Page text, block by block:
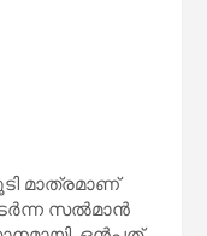
മാത്രമാണ്
സൽമാൻ